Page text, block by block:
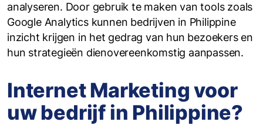
analyseren. Door gebruik te maken van tools zoals
Google Analytics kunnen bedrijven in Philippine
inzicht krijgen in het gedrag van hun bezoekers en
hun strategieën dienovereenkomstig aanpassen.
Internet Marketing voor
uw bedrijf in Philippine?